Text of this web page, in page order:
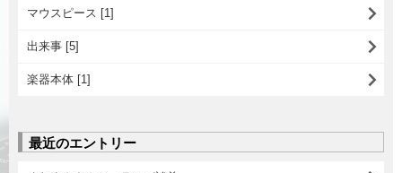
マウスピース [1]
出来事 [5]
楽器本体 [1]
最近のエントリー